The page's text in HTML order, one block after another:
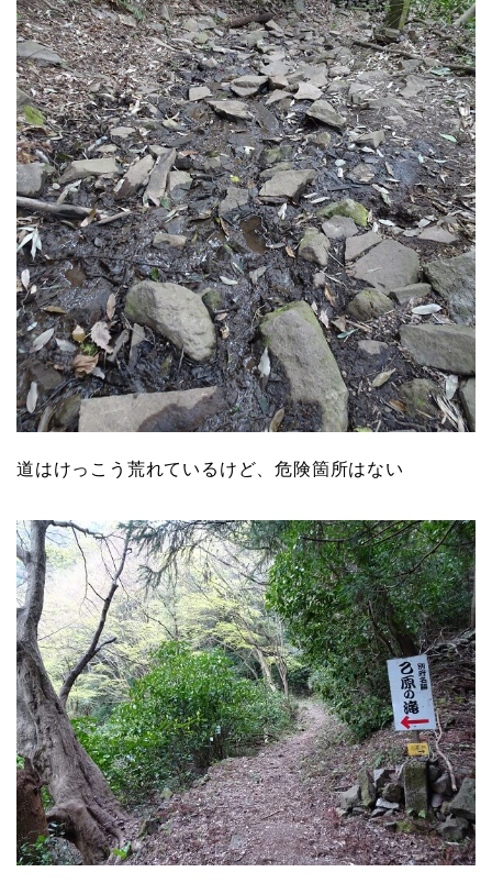
道はけっこう荒れているけど、危険箇所はない